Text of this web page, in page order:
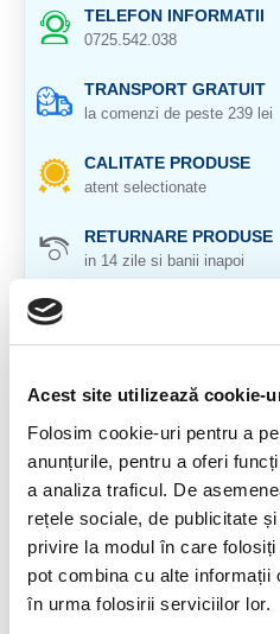
Acest site utilizează cookie-
Folosim cookie-uri pentru a
anunțurile, pentru a oferi
a analiza traficul. De
rețele sociale, de publicitate
privire la modul în care
pot combina cu alte informații
în urma folosirii serviciilor lor.
TELEFON INFORMATII
0725.542.038
TRANSPORT GRATUIT
la comenzi de peste 239 lei
CALITATE PRODUSE
atent selectionate
RETURNARE PRODUSE
in 14 zile si banii inapoi
DESCRIERE PRODUS
Cristalul SUPER SEVEN sau
cristale: Ametist, Cacoxenit,
Lepidocrocit, Rutil & Cuart
Una la 100 pietre poate contine
Cristal natural 100 %.